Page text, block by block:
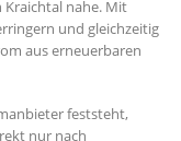
nahe. Mit
und gleichzeitig
aus erneuerbaren
feststeht,
nur nach